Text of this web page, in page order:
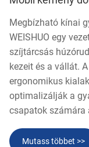
Megbízható kínai
WEISHUO egy
szíjtárcsás
kezeit és a vállát.
ergonomikus
optimalizálják a
csapatok számára
Mutass többet >>